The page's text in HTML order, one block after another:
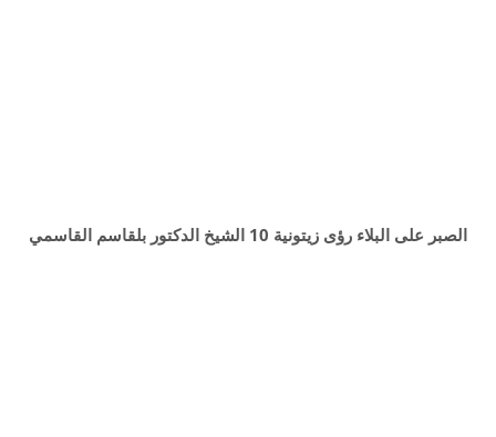
الصبر على البلاء رؤى زيتونية 10 الشيخ الدكتور بلقاسم القاسمي